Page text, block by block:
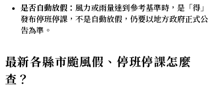
是否自動放假： 風力或雨量達到參考基準時，是「得」
發布停班停課，不是自動放假，仍要以地方政府正式公
告為準。
最新各縣市颱風假、停班停課怎麼
查？